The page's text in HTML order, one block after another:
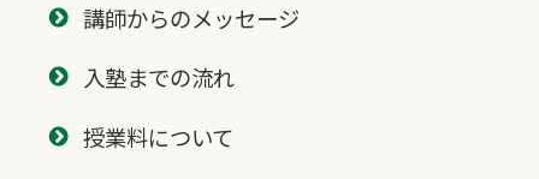
講師からのメッセージ
入塾までの流れ
授業料について